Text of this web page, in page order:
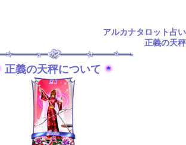
アルカナタロット占い
正義の天秤
正義の天秤について